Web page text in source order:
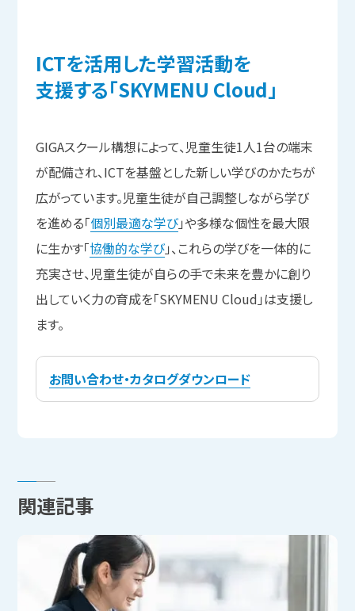
ICTを活用した学習活動を
支援する「SKYMENU Cloud」
GIGAスクール構想によって、児童生徒1人1台の端末
が配備され、ICTを基盤とした新しい学びのかたちが
広がっています。児童生徒が自己調整しながら学び
を進める「個別最適な学び」や多様な個性を最大限
に生かす「協働的な学び」、これらの学びを一体的に
充実させ、児童生徒が自らの手で未来を豊かに創り
出していく力の育成を「SKYMENU Cloud」は支援し
ます。
お問い合わせ・カタログダウンロード
関連記事